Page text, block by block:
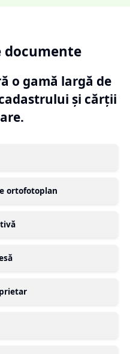
documente
o gamă largă de
și cărții
ortofotoplan